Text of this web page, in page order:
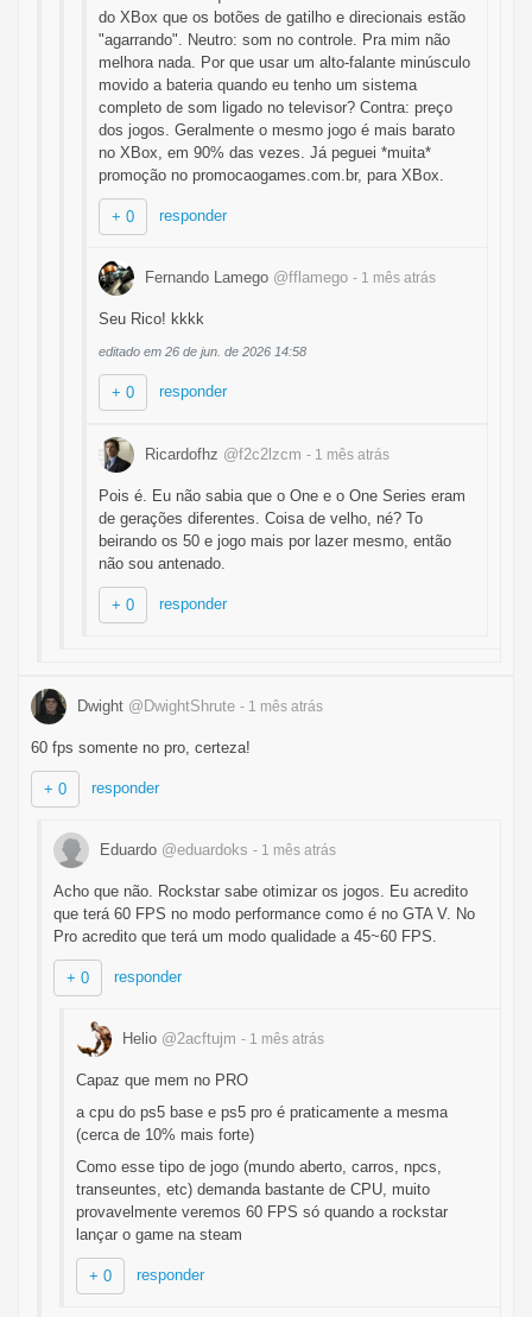
do XBox que os botões de gatilho e direcionais estão
"agarrando". Neutro: som no controle. Pra mim não
melhora nada. Por que usar um alto-falante minúsculo
movido a bateria quando eu tenho um sistema
completo de som ligado no televisor? Contra: preço
dos jogos. Geralmente o mesmo jogo é mais barato
no XBox, em 90% das vezes. Já peguei *muita*
promoção no promocaogames.com.br, para XBox.
+ 0 responder
Fernando Lamego @fflamego - 1 mês atrás
Seu Rico! kkkk
editado em 26 de jun. de 2026 14:58
+ 0 responder
Ricardofhz @f2c2lzcm - 1 mês atrás
Pois é. Eu não sabia que o One e o One Series eram
de gerações diferentes. Coisa de velho, né? To
beirando os 50 e jogo mais por lazer mesmo, então
não sou antenado.
+ 0 responder
Dwight @DwightShrute - 1 mês atrás
60 fps somente no pro, certeza!
+ 0 responder
Eduardo @eduardoks - 1 mês atrás
Acho que não. Rockstar sabe otimizar os jogos. Eu acredito
que terá 60 FPS no modo performance como é no GTA V. No
Pro acredito que terá um modo qualidade a 45~60 FPS.
+ 0 responder
Helio @2acftujm - 1 mês atrás
Capaz que mem no PRO
a cpu do ps5 base e ps5 pro é praticamente a mesma
(cerca de 10% mais forte)
Como esse tipo de jogo (mundo aberto, carros, npcs,
transeuntes, etc) demanda bastante de CPU, muito
provavelmente veremos 60 FPS só quando a rockstar
lançar o game na steam
+ 0 responder